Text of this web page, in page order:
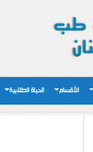
الأقسام الحياة الطلابية